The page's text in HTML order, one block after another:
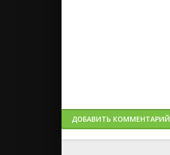
ДОБАВИТЬ КОММЕНТАРИЙ